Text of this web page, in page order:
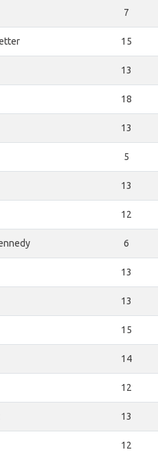
7
15
13
18
13
5
13
12
6
13
13
15
14
12
13
12